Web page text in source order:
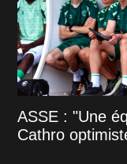
ASSE : "Une
Cathro